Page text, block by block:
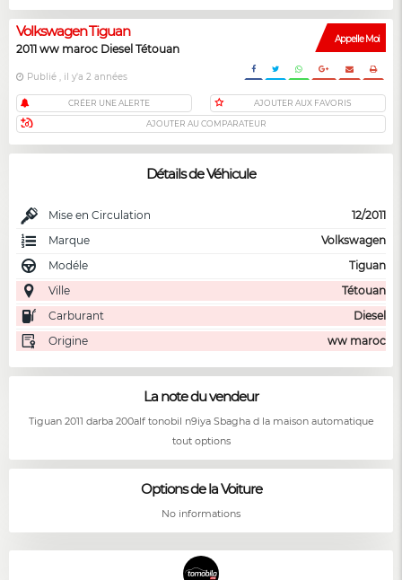
Appelle Moi
Volkswagen Tiguan
2011 ww maroc Diesel Tétouan
Publié , il y'a 2 années
CRÉER UNE ALERTE AJOUTER AUX FAVORIS
AJOUTER AU COMPARATEUR
Détails de Véhicule
Mise en Circulation
12/2011
Marque
Volkswagen
Modéle
Tiguan
Ville
Tétouan
Carburant
Diesel
Origine
ww maroc
La note du vendeur
Tiguan 2011 darba 200alf tonobil n9iya Sbagha d la maison automatique
tout options
Options de la Voiture
No informations